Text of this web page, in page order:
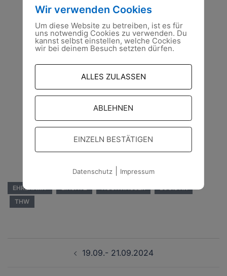
EHRENAMT EINSATZ HOCHWASSER
LOGISTIK
THW
19.09.- 21.09.2024
Wir verwenden Cookies
Um diese Website zu betreiben, ist es für
uns notwendig Cookies zu verwenden. Du
kannst selbst einstellen, welche Cockies
wir bei deinem Besuch setzten dürfen.
ALLES ZULASSEN
ABLEHNEN
EINZELN BESTÄTIGEN
Datenschutz| Impressum